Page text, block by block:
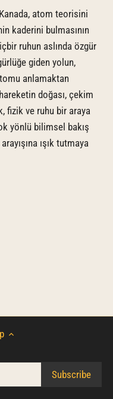
atom teorisini
kaderini bulmasının
ruhun aslında özgür
giden yolun,
anlamaktan
doğası, çekim
fizik ve ruhu bir araya
yönlü bilimsel bakış
ışık tutmaya